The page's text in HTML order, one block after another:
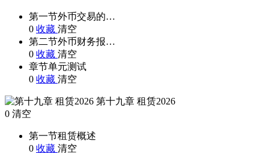
第一节外币交易的…
0 收藏 清空
第二节外币财务报…
0 收藏 清空
章节单元测试
0 收藏 清空
第十九章 租赁2026
0 清空
第一节租赁概述
0 收藏 清空